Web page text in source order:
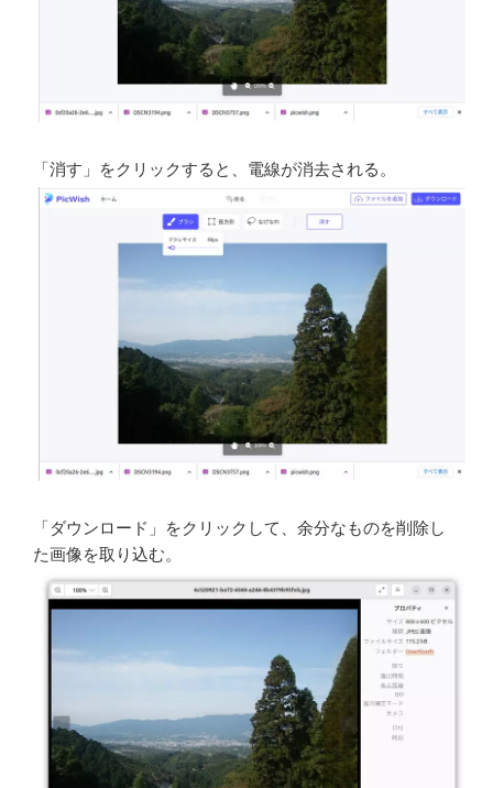
「消す」をクリックすると、電線が消去される。
「ダウンロード」をクリックして、余分なものを削除し
た画像を取り込む。